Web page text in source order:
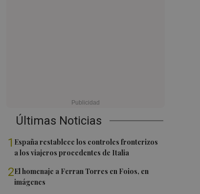
Últimas Noticias
1 España restablece los controles fronterizos
a los viajeros procedentes de Italia
2El homenaje a Ferran Torres en Foios, en
imágenes